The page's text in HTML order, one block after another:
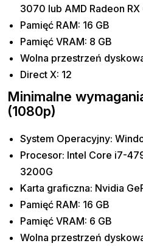
3070 lub AMD Radeon
Pamięć RAM: 16 GB
Pamięć VRAM: 8 GB
Wolna przestrzeń
Direct X: 12
Minimalne
(1080p)
System Operacyjny:
Procesor: Intel Core i7-
3200G
Karta graficzna: Nvidia
Pamięć RAM: 16 GB
Pamięć VRAM: 6 GB
Wolna przestrzeń